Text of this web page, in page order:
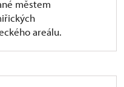
městem
areálu.